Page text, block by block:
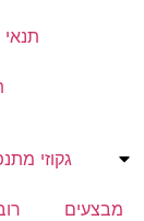
גקוזי
מבצעים